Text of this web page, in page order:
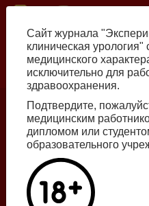
Перейти
основному
содержанию
Номер №2,
Галлюцинации
в клинической
Сайт журнала
клиническая
медицинского
исключительно для
здравоохранения.
Подтвердите,
медицинским
дипломом или
образовательного